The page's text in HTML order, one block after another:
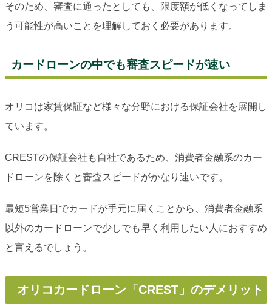
そのため、審査に通ったとしても、限度額が低くなってしま
う可能性が高いことを理解しておく必要があります。
カードローンの中でも審査スピードが速い
オリコは家賃保証など様々な分野における保証会社を展開し
ています。
CRESTの保証会社も自社であるため、消費者金融系のカー
ドローンを除くと審査スピードがかなり速いです。
最短5営業日でカードが手元に届くことから、消費者金融系
以外のカードローンで少しでも早く利用したい人におすすめ
と言えるでしょう。
オリコカードローン「CREST」のデメリット